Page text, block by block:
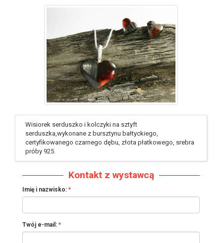
Wisiorek serduszko i kolczyki na sztyft
serduszka,wykonane z bursztynu bałtyckiego,
certyfikowanego czarnego dębu, złota płatkowego, srebra
próby 925.
Kontakt z wystawcą
Imię i nazwisko:
Twój e-mail: